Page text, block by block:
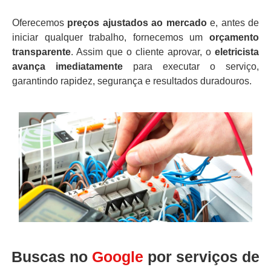
Oferecemos preços ajustados ao mercadoe, antes de
iniciar qualquer trabalho, fornecemos um orçamento
transparente. Assim que o cliente aprovar, o eletricista
avança imediatamente para executar o serviço,
garantindo rapidez, segurança e resultados duradouros.
Buscas no Google por serviços de